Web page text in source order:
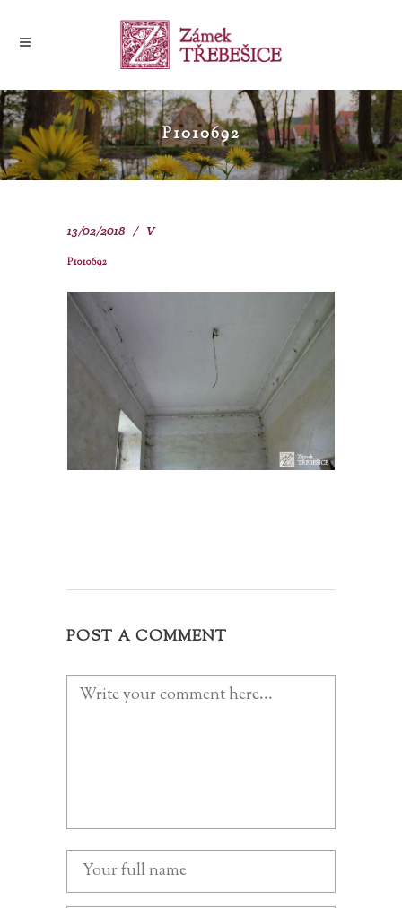
P1010692
13/02/2018 V
P1010692
POST A COMMENT